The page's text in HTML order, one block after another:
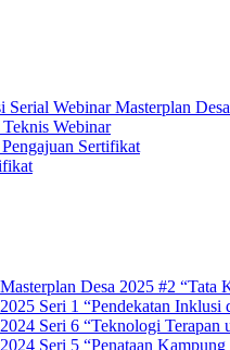
Serial Webinar Masterplan
Webinar
Sertifikat
Desa 2025 #2 “Tata
Seri 1 “Pendekatan
Seri 6 “Teknologi Terapan
Seri 5 “Penataan